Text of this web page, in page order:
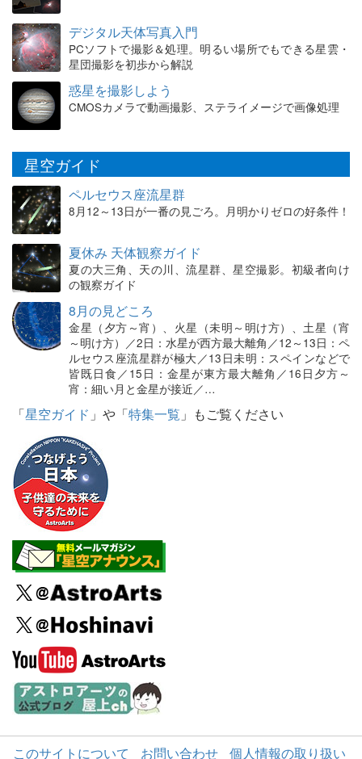
デジタル天体写真入門
PCソフトで撮影＆処理。明るい場所でもできる星雲・
星団撮影を初歩から解説
惑星を撮影しよう
CMOSカメラで動画撮影、ステライメージで画像処理
星空ガイド
ペルセウス座流星群
8月12～13日が一番の見ごろ。月明かりゼロの好条件！
夏休み 天体観察ガイド
夏の大三角、天の川、流星群、星空撮影。初級者向け
の観察ガイド
8月の見どころ
金星（夕方～宵）、火星（未明～明け方）、土星（宵
～明け方）／2日：水星が西方最大離角／12～13日：ペ
ルセウス座流星群が極大／13日未明：スペインなどで
皆既日食／15日：金星が東方最大離角／16日夕方～
宵：細い月と金星が接近／…
「星空ガイド 」や「特集一覧 」もご覧ください
このサイトについて お問い合わせ 個人情報の取り扱い